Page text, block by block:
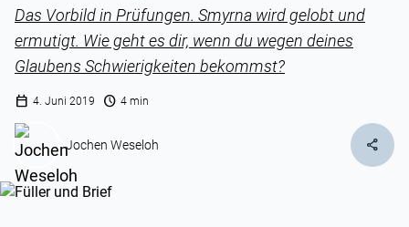
Das Vorbild in Prüfungen. Smyrna wird gelobt und
ermutigt. Wie geht es dir, wenn du wegen deines
Glaubens Schwierigkeiten bekommst?
calendar_today 4. Juni 2019 schedule 4 min
Jochen Weseloh share